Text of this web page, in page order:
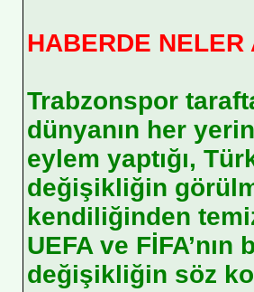
HABERDE
Trabzonspor
dünyanın her
eylem yaptığı,
değişikliğin
kendiliğinden
UEFA ve
değişikliğin söz